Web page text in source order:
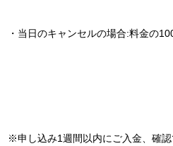
・当日のキャンセルの場合:料金の
※申し込み1週間以内にご入金、確